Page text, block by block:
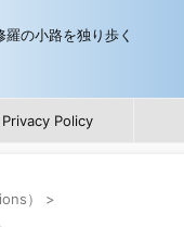
の小路を独り歩く
Privacy Policy
） >